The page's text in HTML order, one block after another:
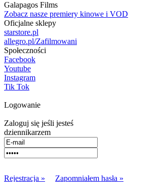
Galapagos Films
Zobacz nasze premiery kinowe i VOD
Oficjalne sklepy
starstore.pl
allegro.pl/Zafilmowani
Społeczności
Facebook
Youtube
Instagram
Tik Tok
Logowanie
Zaloguj się jeśli jesteś
dziennikarzem
Rejestracja » Zapomniałem hasła »